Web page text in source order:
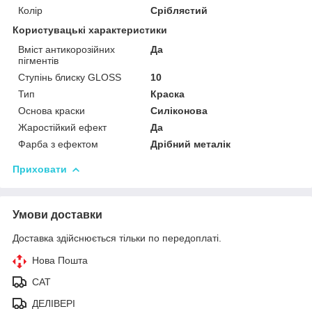
Колір
Сріблястий
Користувацькі характеристики
Вміст антикорозійних
пігментів
Да
Ступінь блиску GLOSS
10
Тип
Краска
Основа краски
Силіконова
Жаростійкий ефект
Да
Фарба з ефектом
Дрібний металік
Приховати
Умови доставки
Доставка здійснюється тільки по передоплаті.
Нова Пошта
САТ
ДЕЛІВЕРІ